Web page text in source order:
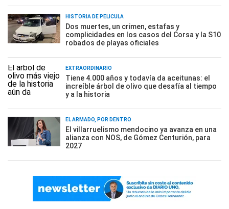
HISTORIA DE PELÍCULA
Dos muertes, un crimen, estafas y
complicidades en los casos del Corsa y la S10
robados de playas oficiales
EXTRAORDINARIO
Tiene 4.000 años y todavía da aceitunas: el
increíble árbol de olivo que desafía al tiempo
y a la historia
EL ARMADO, POR DENTRO
El villarruelismo mendocino ya avanza en una
alianza con NOS, de Gómez Centurión, para
2027